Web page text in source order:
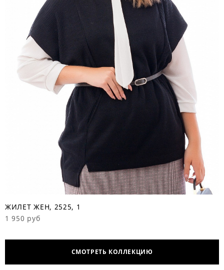
ЖИЛЕТ ЖЕН, 2525, 1
1 950 руб
СМОТРЕТЬ КОЛЛЕКЦИЮ